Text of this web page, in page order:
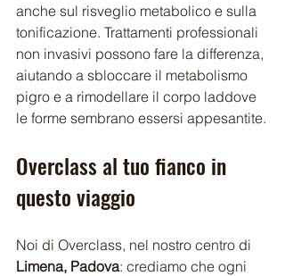
anche sul risveglio metabolico e sulla
tonificazione. Trattamenti professionali
non invasivi possono fare la differenza,
aiutando a sbloccare il metabolismo
pigro e a rimodellare il corpo laddove
le forme sembrano essersi appesantite.
Overclass al tuo fianco in
questo viaggio
Noi di Overclass, nel nostro centro di
Limena, Padova: crediamo che ogni